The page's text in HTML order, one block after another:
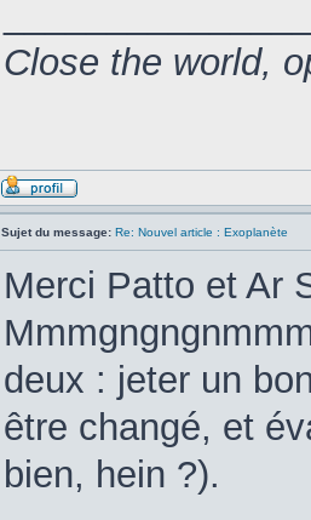
Close the world,
Sujet du message: Re: Nouvel article : Exoplanète
Merci Patto et Ar
deux : jeter un
être changé, et
bien, hein ?).